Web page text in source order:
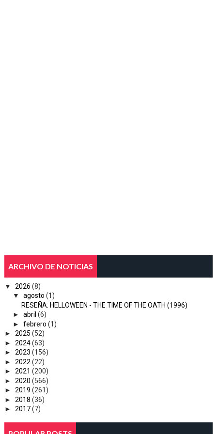
ARCHIVO DE NOTICIAS
▼ 2026 (8)
▼
agosto (1)
RESEÑA: HELLOWEEN - THE TIME OF THE OATH (1996)
► abril (6)
► febrero (1)
► 2025 (52)
► 2024(63)
► 2023 (156)
► 2022 (22)
► 2021 (200)
► 2020 (566)
► 2019 (261)
► 2018 (36)
► 2017(7)